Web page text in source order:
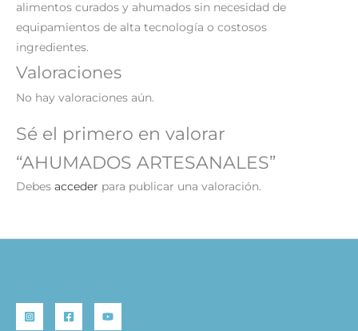
alimentos curados y ahumados sin necesidad de
equipamientos de alta tecnología o costosos
ingredientes.
Valoraciones
No hay valoraciones aún.
Sé el primero en valorar
“AHUMADOS ARTESANALES”
Debes acceder para publicar una valoración.